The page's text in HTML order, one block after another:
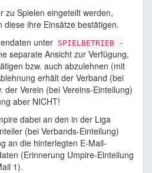
zu Spielen eingeteilt werden,
diese ihre Einsätze bestätigen.
unter SPIELBETRIEB -
separate Ansicht zur Verfügung,
bzw. auch abzulehnen (mit
erhält der Verband (bei
der Verein (bei Vereins-Einteilung)
aber NICHT!
dabei an den in der Liga
(bei Verbands-Einteilung)
an die hinterlegten E-Mail-
(Erinnerung Umpire-Einteilung
1).